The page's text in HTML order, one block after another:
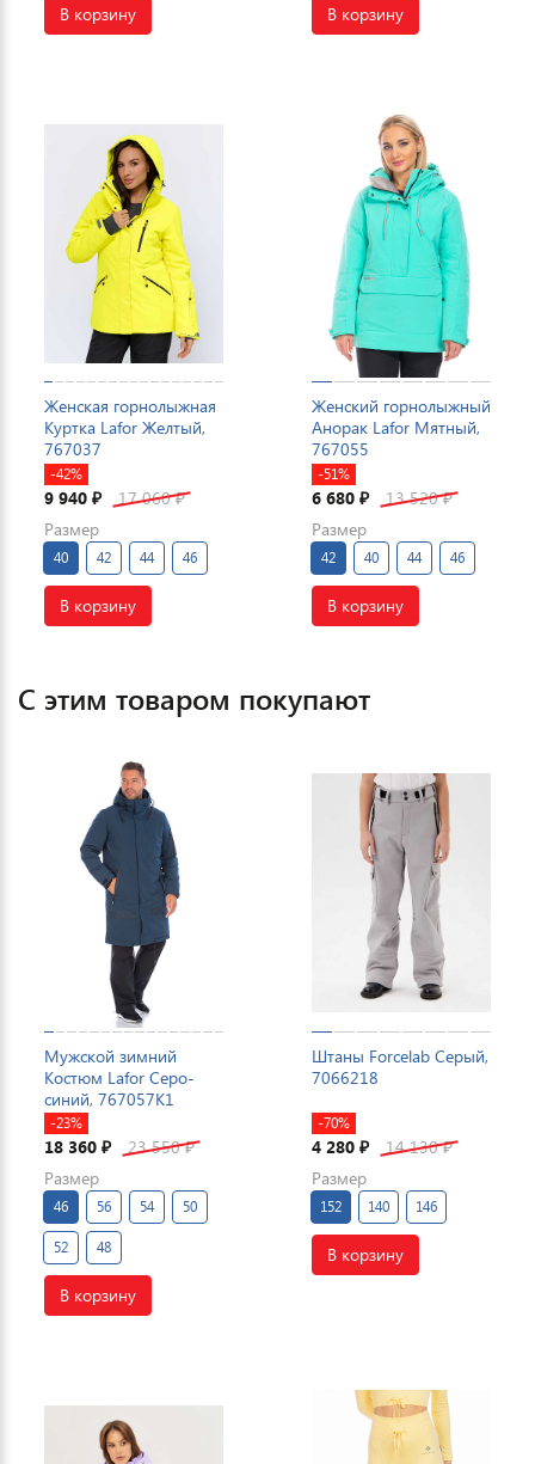
В корзину В корзину
Женская горнолыжная
Куртка Lafor Желтый,
767037
-42%
9 940 ₽ 17 060₽
Размер
40 42 44 46
В корзину
Женский горнолыжный
Анорак Lafor Мятный,
767055
-51%
6 680 ₽ 13 520₽
Размер
42 40 44 46
В корзину
С этим товаром покупают
Мужской зимний
Костюм Lafor Серо-
синий, 767057K1
-23%
18 360 ₽ 23 550₽
Размер
46 56 54 50
52 48
В корзину
Штаны Forcelab Серый,
7066218
-70%
4 280 ₽ 14 130₽
Размер
152 140 146
В корзину